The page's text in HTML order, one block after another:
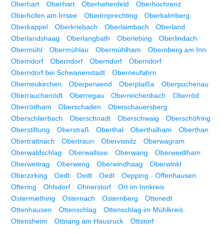
Oberhart
Oberhart Oberhehenfeld
Oberhochrenz
Oberhofen am Irrsee
Oberirnprechting
Oberkalmberg
Oberkappel
Oberkriebach Oberlaimbach
Oberland
Oberlandshaag
Oberlangbath Oberlebing
Oberlindach
Obermühl
Obermühlau Obermühlham
Obernberg am Inn
Oberndorf
Oberndorf Oberndorf
Oberndorf
Oberndorf bei Schwanenstadt
Oberneufahrn
Oberneukirchen
Oberperwend Oberplaißa
Oberpuchenau
Oberrauchenödt
Oberregau Oberreichenbach
Oberröd
Oberrödham
Oberschaden
Oberschauersberg
Oberschlierbach
Oberschnadt Oberschwaig
Oberschöfring
Oberstiftung
Oberstraß Oberthal Oberthalham
Oberthan
Obertrattnach
Obertraun Obervisnitz
Oberwagram
Oberwaldschlag
Oberwallsee Oberwang
Oberweidlham
Oberweitrag
Oberweng Oberwindhaag
Oberwinkl
Oberzirking
Oedt Oedt Oedt Oepping
Offenhausen
Oftering
Ohlsdorf Ohnerstorf
Ort im Innkreis
Ostermiething
Osternach Osternberg
Ottenedt
Ottenhausen
Ottenschlag
Ottenschlag im Mühlkreis
Ottensheim
Ottnang am Hausruck Ottstorf